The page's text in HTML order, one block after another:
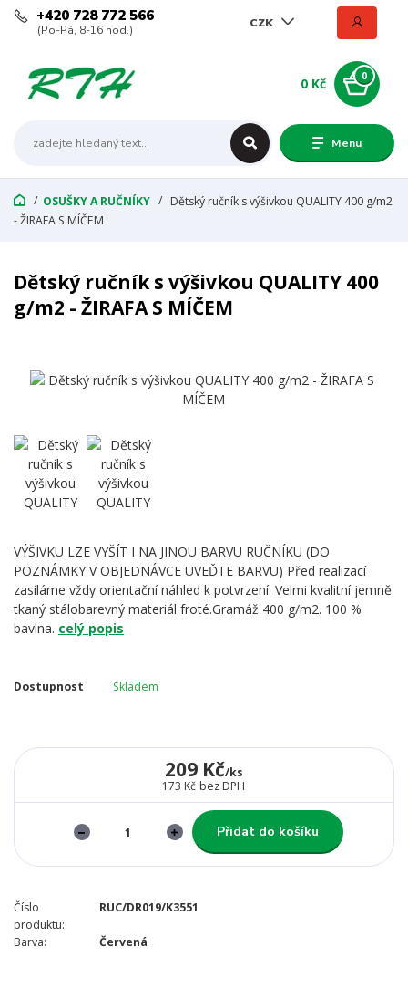
Menu
CZK
+420 728 772 566
(Po-Pá, 8-16 hod.)
0
0 Kč
OSUŠKY A RUČNÍKY
Dětský ručník s výšivkou QUALITY 400 g/m2
- ŽIRAFA S MÍČEM
Dětský ručník s výšivkou QUALITY 400
g/m2 - ŽIRAFA S MÍČEM
VÝŠIVKU LZE VYŠÍT I NA JINOU BARVU RUČNÍKU (DO
POZNÁMKY V OBJEDNÁVCE UVEĎTE BARVU) Před realizací
zasíláme vždy orientační náhled k potvrzení. Velmi kvalitní jemně
tkaný stálobarevný materiál froté.Gramáž 400 g/m2. 100 %
bavlna. celý popis
Dostupnost Skladem
209 Kč/ks
173 Kč bez DPH
Přidat do košíku
Číslo
produktu:
RUC/DR019/K3551
Barva: Červená